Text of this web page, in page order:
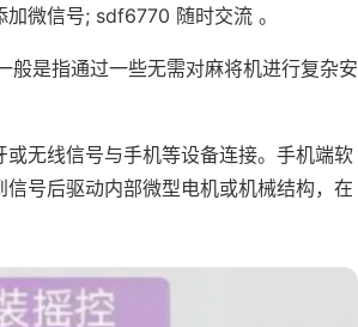
微信号; sdf6770 随时交流 。
般是指通过一些无需对麻将机进行复杂安
无线信号与手机等设备连接。手机端软
号后驱动内部微型电机或机械结构，在